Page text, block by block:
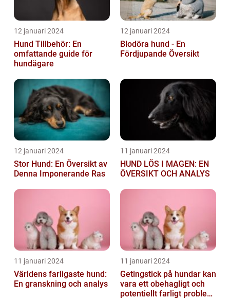
12 januari 2024
Hund Tillbehör: En
omfattande guide för
hundägare
12 januari 2024
Blodöra hund - En
Fördjupande Översikt
12 januari 2024
Stor Hund: En Översikt av
Denna Imponerande Ras
11 januari 2024
HUND LÖS I MAGEN: EN
ÖVERSIKT OCH ANALYS
11 januari 2024
Världens farligaste hund:
En granskning och analys
11 januari 2024
Getingstick på hundar kan
vara ett obehagligt och
potentiellt farligt problem